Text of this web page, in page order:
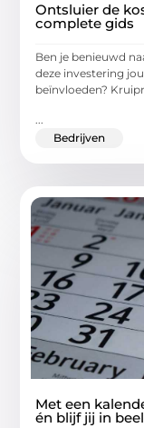
Ontsluier de
complete gids
Ben je benieuwd
deze investering
beïnvloeden?
Bedrijven
Met een
én blijf jij in